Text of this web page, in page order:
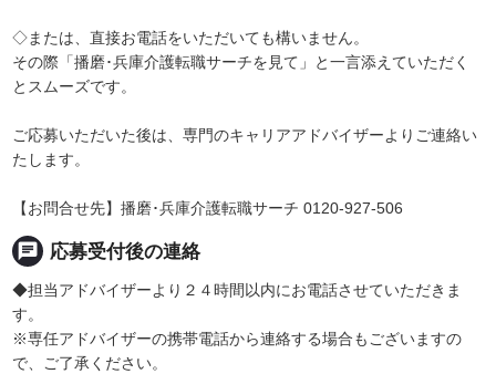
◇または、直接お電話をいただいても構いません。
その際「播磨･兵庫介護転職サーチを見て」と一言添えていただく
とスムーズです。
ご応募いただいた後は、専門のキャリアアドバイザーよりご連絡い
たします。
【お問合せ先】播磨･兵庫介護転職サーチ 0120-927-506
chat 応募受付後の連絡
◆担当アドバイザーより２４時間以内にお電話させていただきま
す。
※専任アドバイザーの携帯電話から連絡する場合もございますの
で、ご了承ください。